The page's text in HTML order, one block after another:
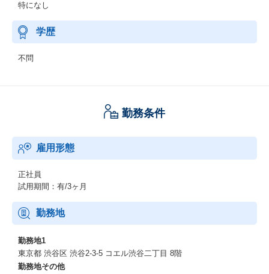
特になし
学歴
不問
勤務条件
雇用形態
正社員
試用期間：有/3ヶ月
勤務地
勤務地1
東京都 渋谷区 渋谷2-3-5 コエル渋谷二丁目 8階
勤務地その他